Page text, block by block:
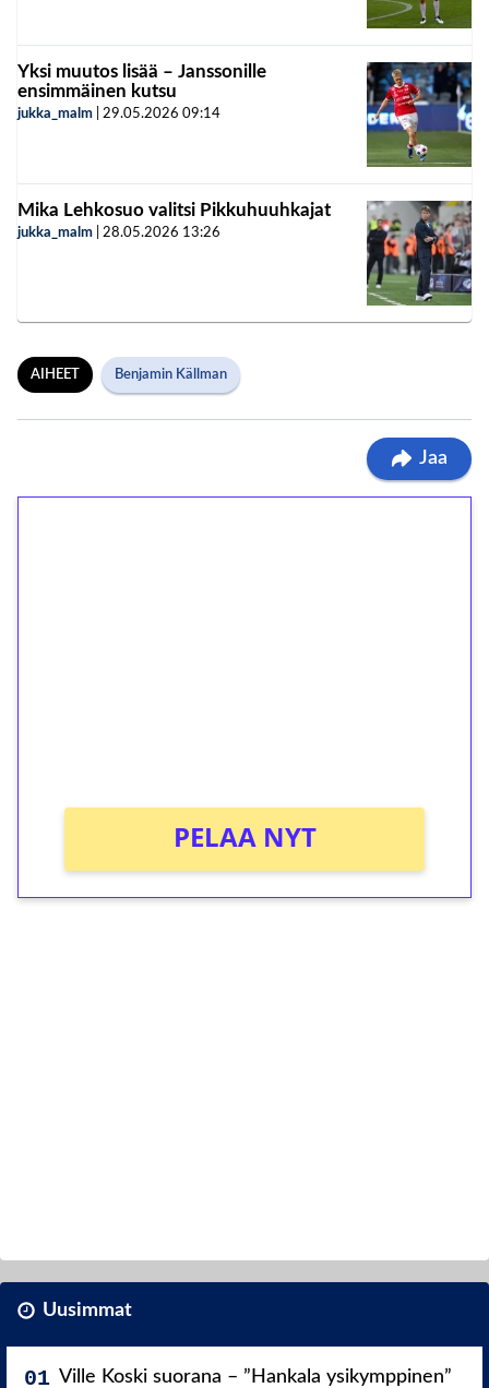
Yksi muutos lisää – Janssonille
ensimmäinen kutsu
jukka_malm 29.05.2026 09:14
Mika Lehkosuo valitsi Pikkuhuuhkajat
jukka_malm 28.05.2026 13:26
AIHEET Benjamin Källman
Jaa
PELAA NYT
Uusimmat
Ville Koski suorana – ”Hankala ysikymppinen”